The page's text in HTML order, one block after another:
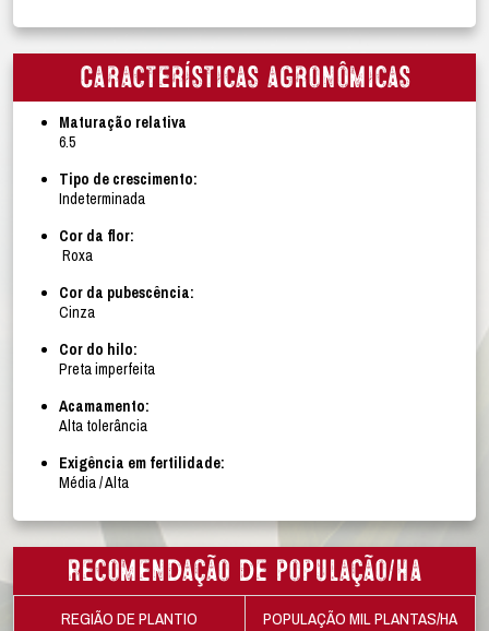
Características agronômicas
Maturação relativa
6.5
Tipo de crescimento:
Indeterminada
Cor da flor:
Roxa
Cor da pubescência:
Cinza
Cor do hilo:
Preta imperfeita
Acamamento:
Alta tolerância
Exigência em fertilidade:
Média / Alta
Recomendação de população/ha
REGIÃO DE PLANTIO POPULAÇÃO MIL PLANTAS/HA